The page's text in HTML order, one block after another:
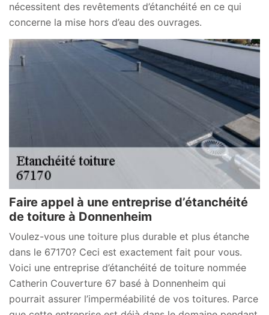
nécessitent des revêtements d’étanchéité en ce qui
concerne la mise hors d’eau des ouvrages.
Faire appel à une entreprise d’étanchéité
de toiture à Donnenheim
Voulez-vous une toiture plus durable et plus étanche
dans le 67170? Ceci est exactement fait pour vous.
Voici une entreprise d’étanchéité de toiture nommée
Catherin Couverture 67 basé à Donnenheim qui
pourrait assurer l’imperméabilité de vos toitures. Parce